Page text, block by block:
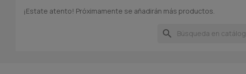
¡Estate atento! Próximamente se añadirán más productos.
search